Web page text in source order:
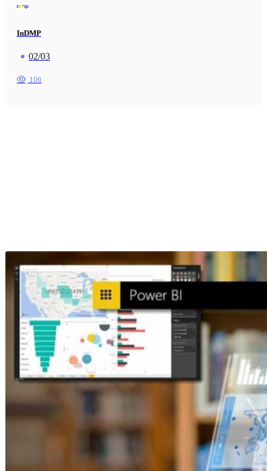
InDMP
02/03
106